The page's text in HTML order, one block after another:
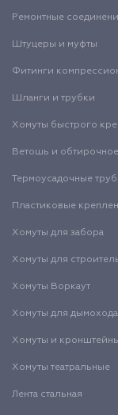
Ремонтные
Штуцеры и муфты
Фитинги
Шланги и трубки
Хомуты быстрого
Ветошь и
Термоусадочные
Пластиковые
Хомуты для забора
Хомуты для
Хомуты Воркаут
Хомуты для дымохода
Хомуты и
Хомуты театральные
Лента стальная